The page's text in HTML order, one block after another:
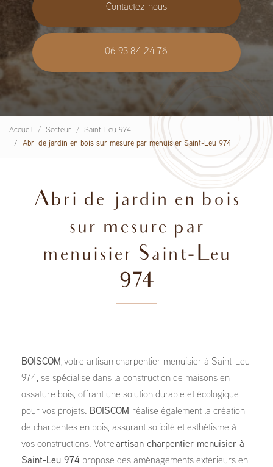
Contactez-nous
06 93 84 24 76
Accueil Secteur
Saint-Leu 974
Abri de jardin en bois sur mesure par menuisier Saint-Leu 974
Abri de jardin en bois
sur mesure par
menuisier Saint-Leu
974
BOISCOM, votre artisan charpentier menuisier à Saint-Leu
974, se spécialise dans la construction de maisons en
ossature bois, offrant une solution durable et écologique
pour vos projets. BOISCOM réalise également la création
de charpentes en bois, assurant solidité et esthétisme à
vos constructions. Votre artisan charpentier menuisier à
Saint-Leu 974 propose des aménagements extérieurs en